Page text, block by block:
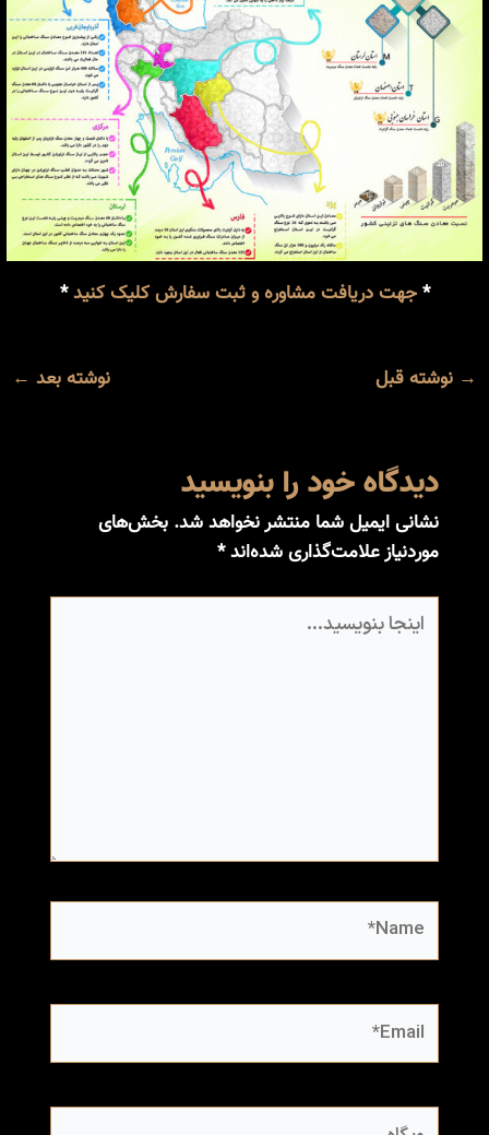
*جهت دریافت مشاوره و ثبت سفارش کلیک کنید*
→ نوشته قبل نوشته بعد ←
دیدگاه‌ خود را بنویسید
نشانی ایمیل شما منتشر نخواهد شد. بخش‌های
موردنیاز علامت‌گذاری شده‌اند*
اینجا
بنویسید…
وبگاه